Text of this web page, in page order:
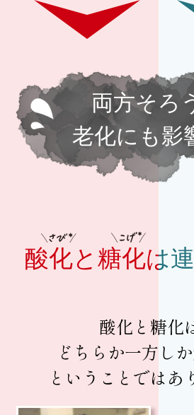
両方そろ
老化にも影
酸化と糖化は
酸化と糖化
どちらか一方し
ということではあ